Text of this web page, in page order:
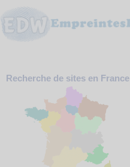
Webmaster
Contact
Support
Recherche de sites en France